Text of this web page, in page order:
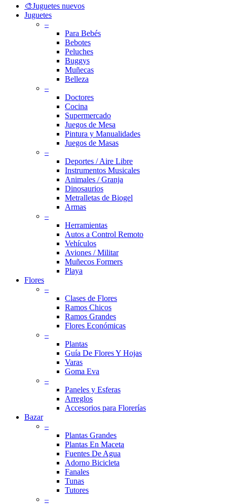
Close
Menu
🎨Juguetes nuevos
Juguetes
–
Para Bebés
Bebotes
Peluches
Buggys
Muñecas
Belleza
–
Doctores
Cocina
Supermercado
Juegos de Mesa
Pintura y Manualidades
Juegos de Masas
–
Deportes / Aire Libre
Instrumentos Musicales
Animales / Granja
Dinosaurios
Metralletas de Biogel
Armas
–
Herramientas
Autos a Control Remoto
Vehículos
Aviones / Militar
Muñecos Formers
Playa
Flores
–
Clases de Flores
Ramos Chicos
Ramos Grandes
Flores Económicas
–
Plantas
Guía De Flores Y Hojas
Varas
Goma Eva
–
Paneles y Esferas
Arreglos
Accesorios para Florerías
Bazar
–
Plantas Grandes
Plantas En Maceta
Fuentes De Agua
Adorno Bicicleta
Fanales
Tunas
Tutores
–